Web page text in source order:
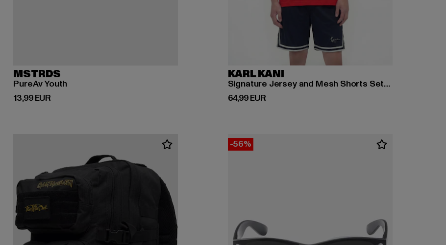
MSTRDS
PureAv Youth
13,99 EUR
Derzeitiger Preis: 13,99 EUR
KARL KANI
Signature Jersey and Mesh Shorts Set Junior
64,99 EUR
Derzeitiger Preis: 64,99 EUR
-56%